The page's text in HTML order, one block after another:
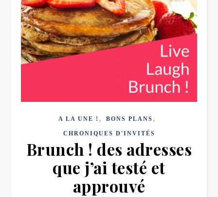
A LA UNE ! , BONS PLANS ,
CHRONIQUES D'INVITÉS
Brunch ! des adresses
que j’ai testé et
approuvé